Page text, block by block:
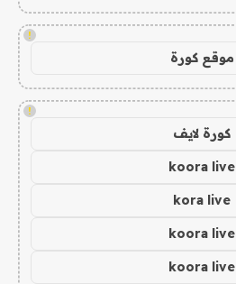
!
موقع كورة
!
كورة لايف
koora live
kora live
koora live
koora live